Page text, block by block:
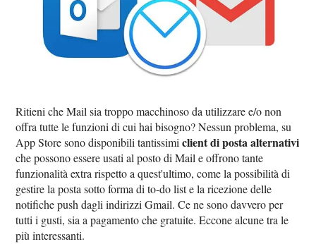
Ritieni che Mail sia troppo macchinoso da utilizzare e/o non
offra tutte le funzioni di cui hai bisogno? Nessun problema, su
App Store sono disponibili tantissimiclient di posta alternativi
che possono essere usati al posto di Mail e offrono tante
funzionalità extra rispetto a quest'ultimo, come la possibilità di
gestire la posta sotto forma di to-do list e la ricezione delle
notifiche push dagli indirizzi Gmail. Ce ne sono davvero per
tutti i gusti, sia a pagamento che gratuite. Eccone alcune tra le
più interessanti.